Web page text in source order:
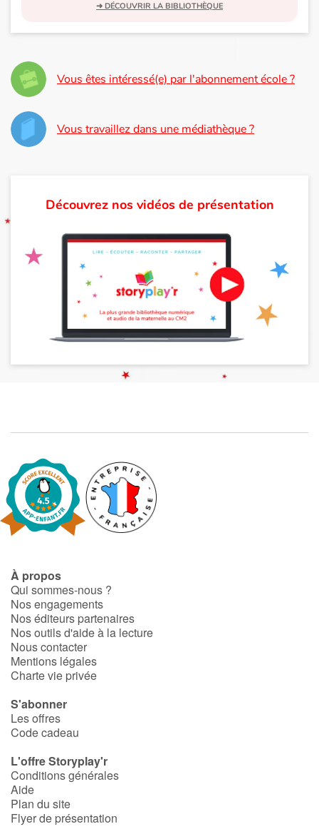
➜ DÉCOUVRIR LA BIBLIOTHÈQUE
Vous êtes intéressé(e) par l'abonnement école ?
Vous travaillez dans une médiathèque ?
Découvrez nos vidéos de présentation
À propos
Qui sommes-nous ?
Nos engagements
Nos éditeurs partenaires
Nos outils d'aide à la lecture
Nous contacter
Mentions légales
Charte vie privée
S'abonner
Les offres
Code cadeau
L'offre Storyplay'r
Conditions générales
Aide
Plan du site
Flyer de présentation